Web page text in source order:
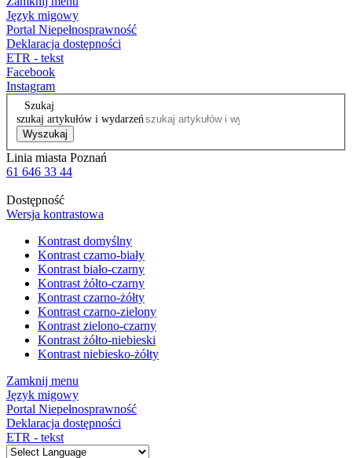
Język migowy
Portal Niepełnosprawność
Deklaracja dostępności
ETR - tekst
Facebook
Instagram
Szukaj
szukaj artykułów i wydarzeń
Wyszukaj
Linia miasta Poznań
61 646 33 44
Dostępność
Wersja kontrastowa
Kontrast domyślny
Kontrast czarno-biały
Kontrast biało-czarny
Kontrast żółto-czarny
Kontrast czarno-żółty
Kontrast czarno-zielony
Kontrast zielono-czarny
Kontrast żółto-niebieski
Kontrast niebiesko-żółty
Zamknij menu
Język migowy
Portal Niepełnosprawność
Deklaracja dostępności
ETR - tekst